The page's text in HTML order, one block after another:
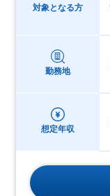
対象となる方
勤務地
想定年収